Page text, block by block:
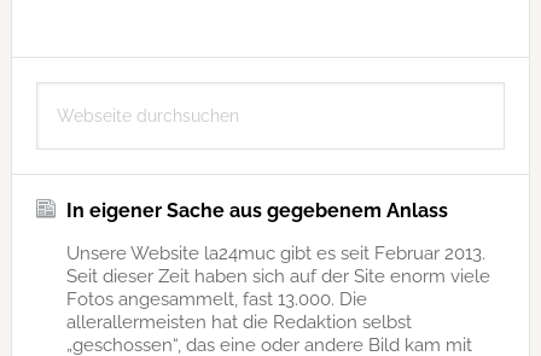
Seitenspalte
durchsuchen
In eigener Sache aus gegebenem Anlass
Unsere Website la24muc gibt es seit Februar 2013.
Seit dieser Zeit haben sich auf der Site enorm viele
Fotos angesammelt, fast 13.000. Die
allerallermeisten hat die Redaktion selbst
„geschossen“, das eine oder andere Bild kam mit